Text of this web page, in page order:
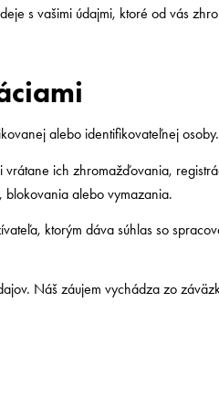
s vašimi údajmi, ktoré od vás
alebo identifikovateľnej osoby.
ich zhromažďovania,
blokovania alebo vymazania.
ktorým dáva súhlas so
Náš záujem vychádza zo